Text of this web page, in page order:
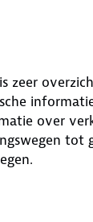
zeer
over
tot